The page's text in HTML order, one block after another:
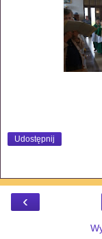
Udostępnij
‹